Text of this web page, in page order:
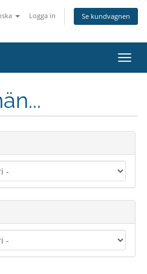
Logga in Se kundvagnen
Växla